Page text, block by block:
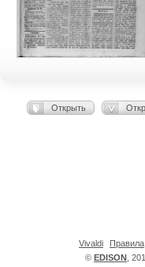
Открыть
© EDISON ,
Vivaldi Правила